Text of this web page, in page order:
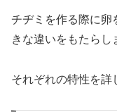
チヂミを作る際に卵
きな違いをもたらし
それぞれの特性を詳